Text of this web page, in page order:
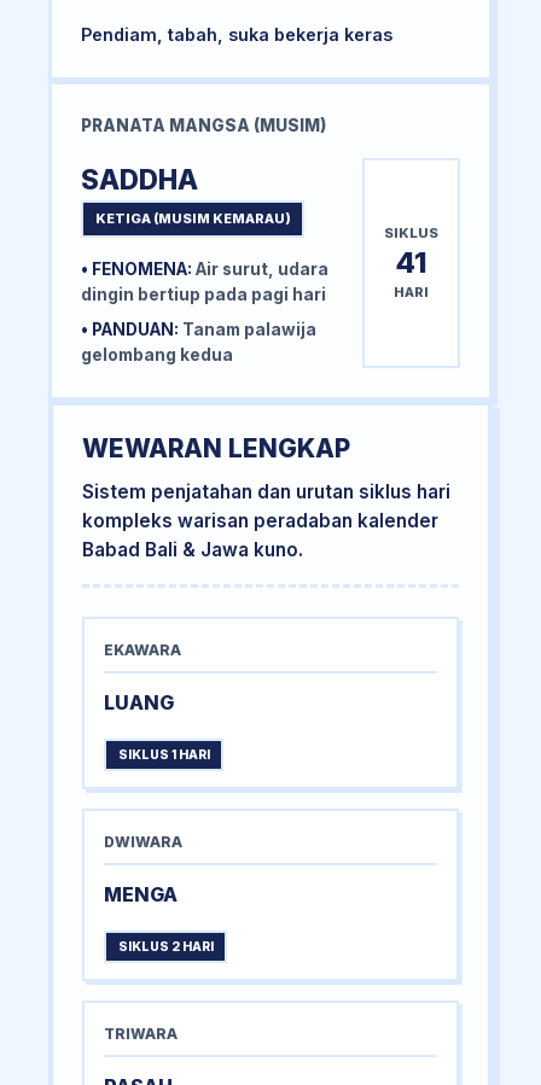
Pendiam, tabah, suka bekerja keras
PRANATA MANGSA (MUSIM)
SADDHA
KETIGA (MUSIM KEMARAU)
• FENOMENA: Air surut, udara
dingin bertiup pada pagi hari
• PANDUAN: Tanam palawija
gelombang kedua
SIKLUS
41
HARI
WEWARAN LENGKAP
Sistem penjatahan dan urutan siklus hari
kompleks warisan peradaban kalender
Babad Bali & Jawa kuno.
EKAWARA
LUANG
SIKLUS 1 HARI
DWIWARA
MENGA
SIKLUS 2 HARI
TRIWARA